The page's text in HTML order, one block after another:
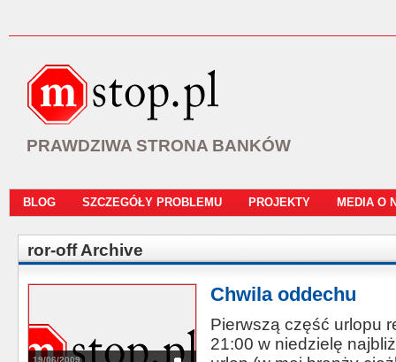
PRAWDZIWA STRONA BANKÓW
BLOG SZCZEGÓŁY PROBLEMU PROJEKTY MEDIA O
ror-off Archive
19/06/2009
Chwila oddechu
Pierwszą część urlopu
21:00 w niedzielę